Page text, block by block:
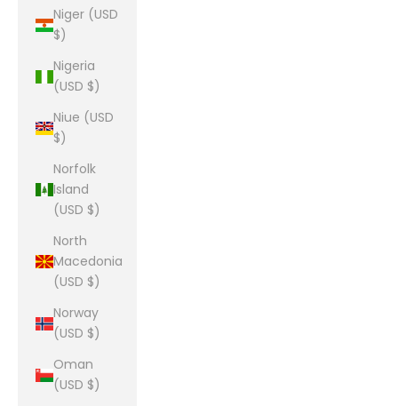
Niger (USD
$)
Nigeria
(USD $)
Niue (USD
$)
Norfolk
Island
(USD $)
North
Macedonia
(USD $)
Norway
(USD $)
Oman
(USD $)